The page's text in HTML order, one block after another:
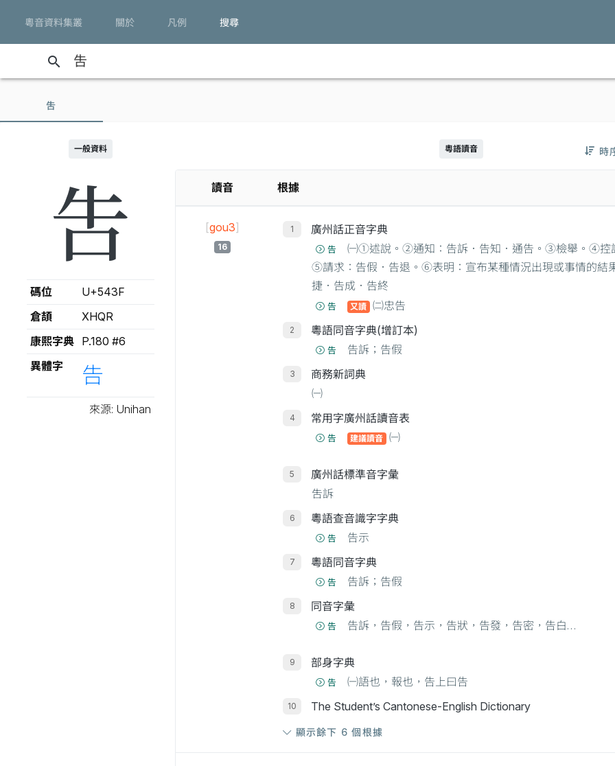
粵音資料集叢 關於 凡例 搜尋
search
吿
一般資料
吿
碼位
U+543F
倉頡
XHQR
康熙字典
P.180 #6
異體字
告
來源: Unihan
粵語讀音 時
讀音 根據
[gou3]
16
廣州話正音字典
告
㈠①述說。②通知：告訴．告知．通告。③檢舉。④控
⑤請求：告假．告退。⑥表明：宣布某種情況出現或事情的結
捷．告成．告終
告 又讀 ㈡忠告
粵語同音字典(增訂本)
告 告訴；告假
商務新詞典
㈠
常用字廣州話讀音表
告 建議讀音 ㈠
廣州話標準音字彙
吿訴
粵語查音識字字典
告 告示
粵語同音字典
告 告訴；告假
同音字彙
告 告訴，告假，告示，告狀，告發，告密，告白…
部身字典
告 ㈠語也，報也，告上曰告
The Student’s Cantonese-English Dictionary
顯示餘下 6 個根據